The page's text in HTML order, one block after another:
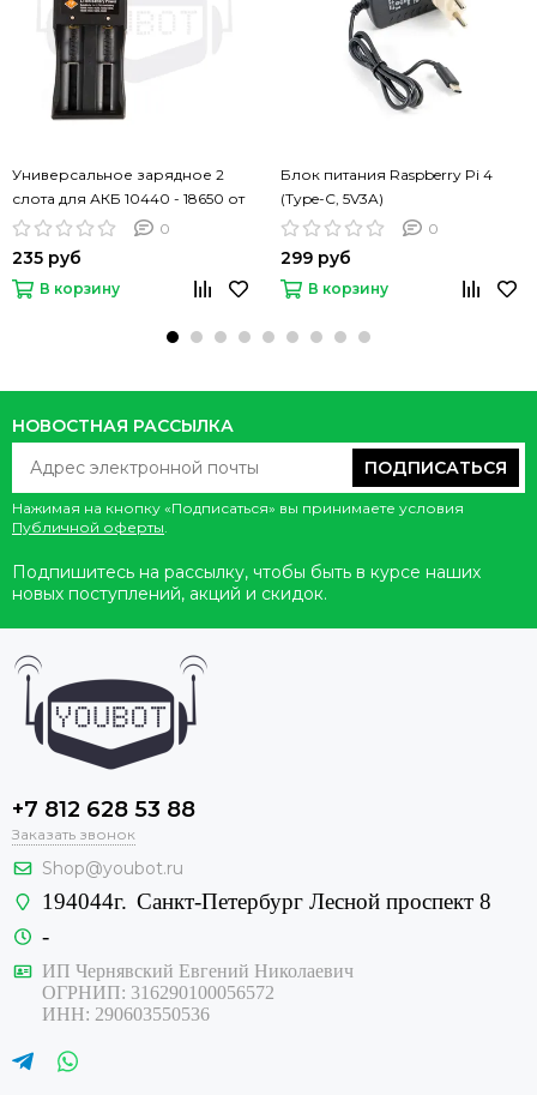
Универсальное зарядное 2
слота для АКБ 10440 - 18650 от
USB
0
235 руб
В корзину
Блок питания Raspberry Pi 4
(Type-C, 5V3A)
0
299 руб
В корзину
НОВОСТНАЯ РАССЫЛКА
ПОДПИСАТЬСЯ
Нажимая на кнопку «Подписаться» вы принимаете условия
Публичной оферты
Подпишитесь на рассылку, чтобы быть в курсе наших
новых поступлений, акций и скидок.
+7 812 628 53 88
Заказать звонок
Shop@youbot.ru
194044г. Санкт-Петербург Лесной проспект 8
-
ИП Чернявский Евгений Николаевич
ОГРНИП: 316290100056572
ИНН: 290603550536